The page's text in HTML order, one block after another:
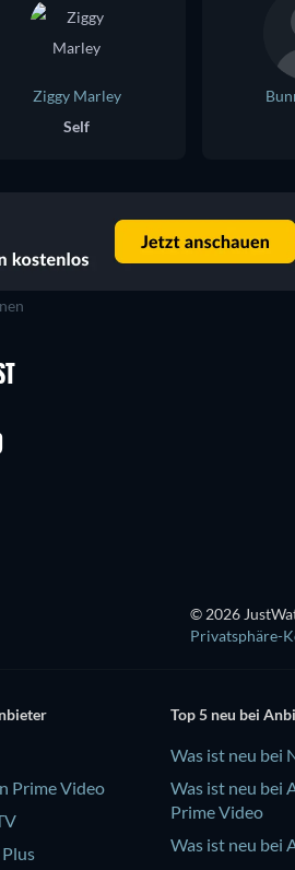
Ziggy Marley
Self
© 2026
Privatsphäre-
Prime Video
Top 5 neu bei
Was ist neu bei
Was ist neu bei
Prime Video
Was ist neu bei